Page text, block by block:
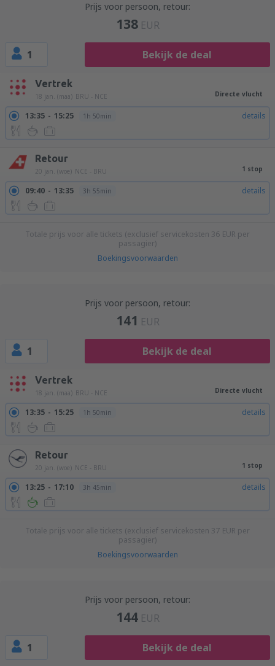
Prijs voor persoon, retour:
138 EUR
1 Bekijk de deal
Vertrek
18 jan. (maa) BRU - NCE Directe vlucht
13:35 15:25 1h 50min details
Retour
20 jan. (woe) NCE - BRU 1 stop
09:40 13:35 3h 55min details
Totale prijs voor alle tickets (exclusief servicekosten 36 EUR per
passagier)
Boekingsvoorwaarden
Prijs voor persoon, retour:
141 EUR
1 Bekijk de deal
Vertrek
18 jan. (maa) BRU - NCE Directe vlucht
13:35 15:25 1h 50min details
Retour
20 jan. (woe) NCE - BRU 1 stop
13:25 17:10 3h 45min details
Totale prijs voor alle tickets (exclusief servicekosten 37 EUR per
passagier)
Boekingsvoorwaarden
Prijs voor persoon, retour:
144 EUR
1 Bekijk de deal